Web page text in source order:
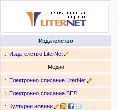
Издателство
:. Издателство LiterNet
Медии
:. Електронно списание LiterNet
:. Електронно списание БЕЛ
:. Културни новини